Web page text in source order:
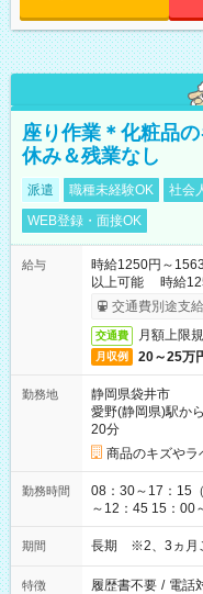
座り作業＊化粧品
休み＆残業なし
派遣 職種未経験OK 社会
WEB登録・面接OK
給与
時給1250円～
以上可能 時給
交通費別途支
交通費 月額上限
月収例 20～25万
勤務地
静岡県袋井市
愛野(静岡県)駅か
20分
商品のキズやラ
勤務時間
08：30～17：15（実働7時間45
～12：45 15：00～15：15 【残業】基
り、1日1時間程度
期間 長期 ※2、3ヵ月
特徴 履歴書不要 / 電話